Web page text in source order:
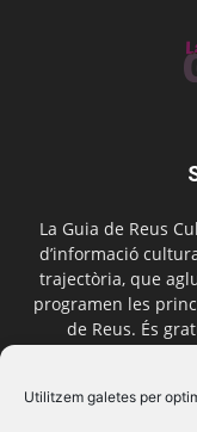
Utilitzem galetes per
La Guia de Reus
d’informació
trajectòria, que
programen les
de Reus. És